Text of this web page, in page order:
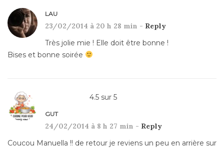
LAU
23/02/2014 à 20 h 28 min - Reply
Très jolie mie ! Elle doit être bonne !
Bises et bonne soirée
4.5 sur 5
GUT
24/02/2014 à 8 h 27 min - Reply
Coucou Manuella !! de retour je reviens un peu en arrière sur